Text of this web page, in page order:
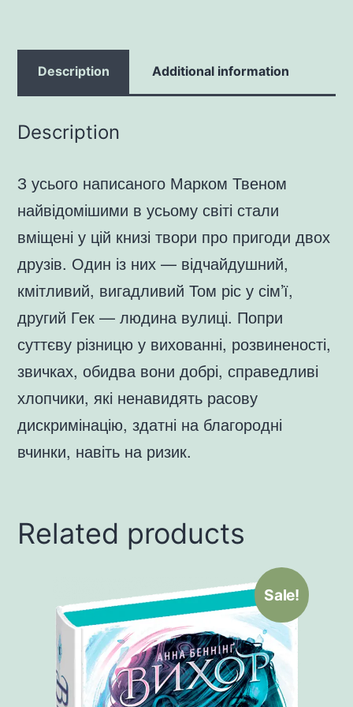
Description Additional information
Description
З усього написаного Марком Твеном
найвідомішими в усьому світі стали
вміщені у цій книзі твори про пригоди двох
друзів. Один із них — відчайдушний,
кмітливий, вигадливий Том ріс у сім’ї,
другий Гек — людина вулиці. Попри
суттєву різницю у вихованні, розвиненості,
звичках, обидва вони добрі, справедливі
хлопчики, які ненавидять расову
дискримінацію, здатні на благородні
вчинки, навіть на ризик.
Related products
Sale!